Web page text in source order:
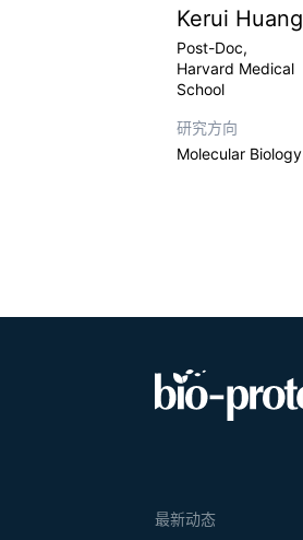
Kerui Huang
Post-Doc,
Harvard Medical
School
研究方向
Molecular Biology
最新动态